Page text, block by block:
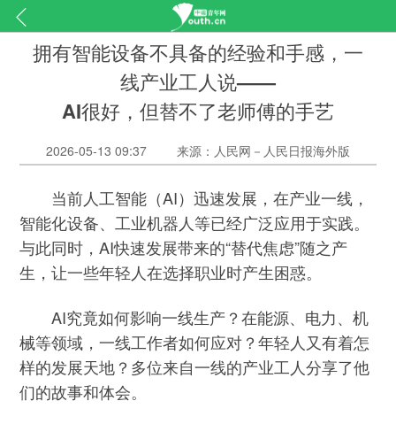
拥有智能设备不具备的经验和手感，一
线产业工人说——
AI很好，但替不了老师傅的手艺
2026-05-13 09:37 来源：人民网－人民日报海外版
当前人工智能（AI）迅速发展，在产业一线，
智能化设备、工业机器人等已经广泛应用于实践。
与此同时，AI快速发展带来的“替代焦虑”随之产
生，让一些年轻人在选择职业时产生困惑。
AI究竟如何影响一线生产？在能源、电力、机
械等领域，一线工作者如何应对？年轻人又有着怎
样的发展天地？多位来自一线的产业工人分享了他
们的故事和体会。